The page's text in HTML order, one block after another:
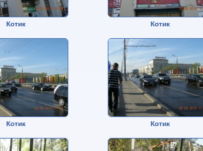
Котик Котик
Котик Котик